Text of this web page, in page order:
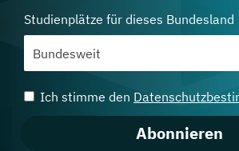
Studienplätze für dieses Bundesland
Ich stimme den
Abonnieren